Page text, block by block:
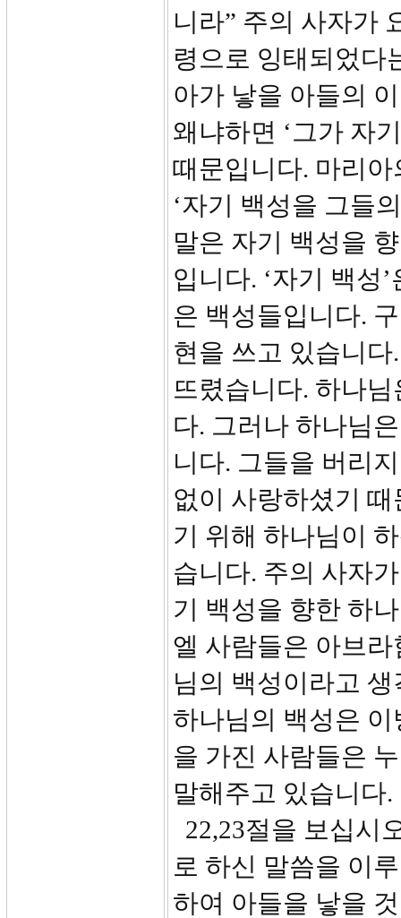
니라” 주의 사자가
령으로 잉태되었다
아가 낳을 아들의
왜냐하면 ‘그가 자
때문입니다. 마리
‘자기 백성을 그들
말은 자기 백성을
입니다. ‘자기 백성
은 백성들입니다.
현을 쓰고 있습니
뜨렸습니다. 하나
다. 그러나 하나님
니다. 그들을 버리
없이 사랑하셨기
기 위해 하나님이
습니다. 주의 사자
기 백성을 향한 하
엘 사람들은 아브
님의 백성이라고
하나님의 백성은
을 가진 사람들은
말해주고 있습니다.
22,23절을 보십시
로 하신 말씀을 이
하여 아들을 낳을